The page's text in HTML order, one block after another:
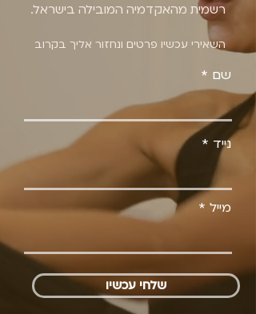
רשמית מהאקדמיה המובילה בישראל.
השאירי עכשיו פרטים ונחזור אליך בקרוב
שם
נייד
מייל
שלחי עכשיו